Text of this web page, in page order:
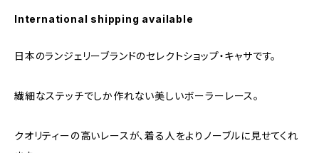
International shipping available
日本のランジェリーブランドのセレクトショップ・キャサです。
繊細なステッチでしか作れない美しいボーラーレース。
クオリティーの高いレースが、着る人をよりノーブルに見せてくれ